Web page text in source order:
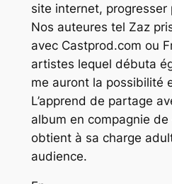
site internet, progresser
Nos auteures tel Zaz
avec Castprod.com ou
artistes lequel débuta
me auront la possibilité
L’apprend de partage
album en compagnie
obtient à sa charge
audience.